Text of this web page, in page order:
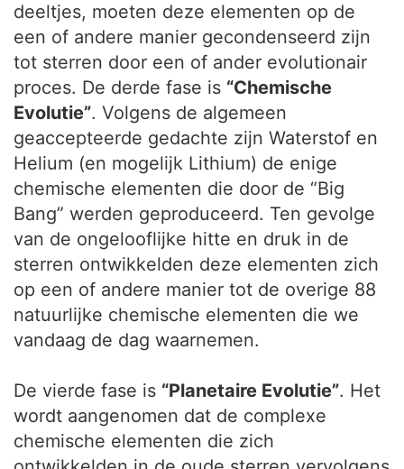
deeltjes, moeten deze elementen op de
een of andere manier gecondenseerd zijn
tot sterren door een of ander evolutionair
proces. De derde fase is “Chemische
Evolutie”. Volgens de algemeen
geaccepteerde gedachte zijn Waterstof en
Helium (en mogelijk Lithium) de enige
chemische elementen die door de “Big
Bang” werden geproduceerd. Ten gevolge
van de ongelooflijke hitte en druk in de
sterren ontwikkelden deze elementen zich
op een of andere manier tot de overige 88
natuurlijke chemische elementen die we
vandaag de dag waarnemen.
De vierde fase is “Planetaire Evolutie”. Het
wordt aangenomen dat de complexe
chemische elementen die zich